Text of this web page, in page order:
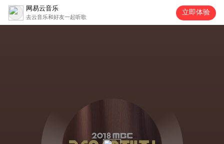
网易云音乐
去云音乐和好友一起听歌
立即体验